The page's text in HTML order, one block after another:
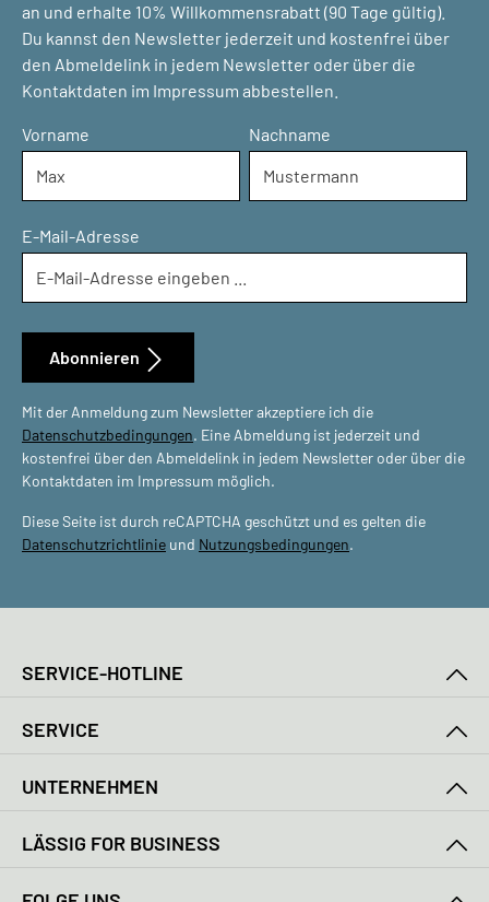
an und erhalte 10% Willkommensrabatt (90 Tage gültig).
Du kannst den Newsletter jederzeit und kostenfrei über
den Abmeldelink in jedem Newsletter oder über die
Kontaktdaten im Impressum abbestellen.
Vorname Nachname
E-Mail-Adresse
Mit der Anmeldung zum Newsletter akzeptiere ich die
Datenschutzbedingungen. Eine Abmeldung ist jederzeit und
kostenfrei über den Abmeldelink in jedem Newsletter oder über die
Kontaktdaten im Impressum möglich.
Diese Seite ist durch reCAPTCHA geschützt und es gelten die
Datenschutzrichtlinie und Nutzungsbedingungen.
Abonnieren
SERVICE-HOTLINE
SERVICE
UNTERNEHMEN
LÄSSIG FOR BUSINESS